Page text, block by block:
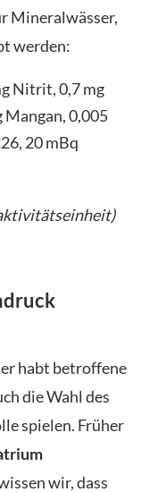
Mineralwässer,
werden:
Nitrit, 0,7 mg
Mangan, 0,005
20 mBq
habt betroffene
die Wahl des
spielen. Früher
wir, dass